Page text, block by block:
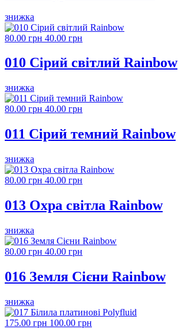
знижка
80.00 грн 40.00 грн
010 Сірий світлий Rainbow
знижка
80.00 грн 40.00 грн
011 Сірий темний Rainbow
знижка
80.00 грн 40.00 грн
013 Охра світла Rainbow
знижка
80.00 грн 40.00 грн
016 Земля Сієни Rainbow
знижка
175.00 грн 100.00 грн